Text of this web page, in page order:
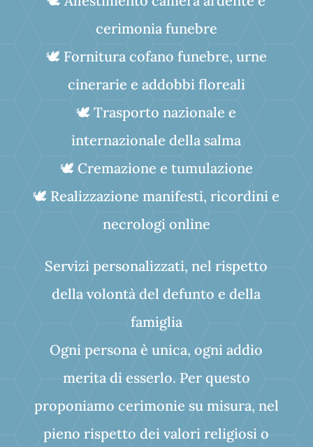
cerimonia funebre
🕊️ Fornitura cofano funebre, urne
cinerarie e addobbi floreali
🕊️Trasporto nazionale e
internazionale della salma
🕊️ Cremazione e tumulazione
🕊️ Realizzazione manifesti, ricordini e
necrologi online
Servizi personalizzati, nel rispetto
della volontà del defunto e della
famiglia
Ogni persona è unica, ogni addio
merita di esserlo. Per questo
proponiamo cerimonie su misura, nel
pieno rispetto dei valori religiosi o